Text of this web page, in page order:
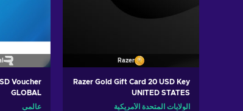
Razer
Razer Gold Gift Card 20 USD Key
UNITED STATES
الولايات المتحدة الأمريكية
Voucher
GLOBAL
عالمي